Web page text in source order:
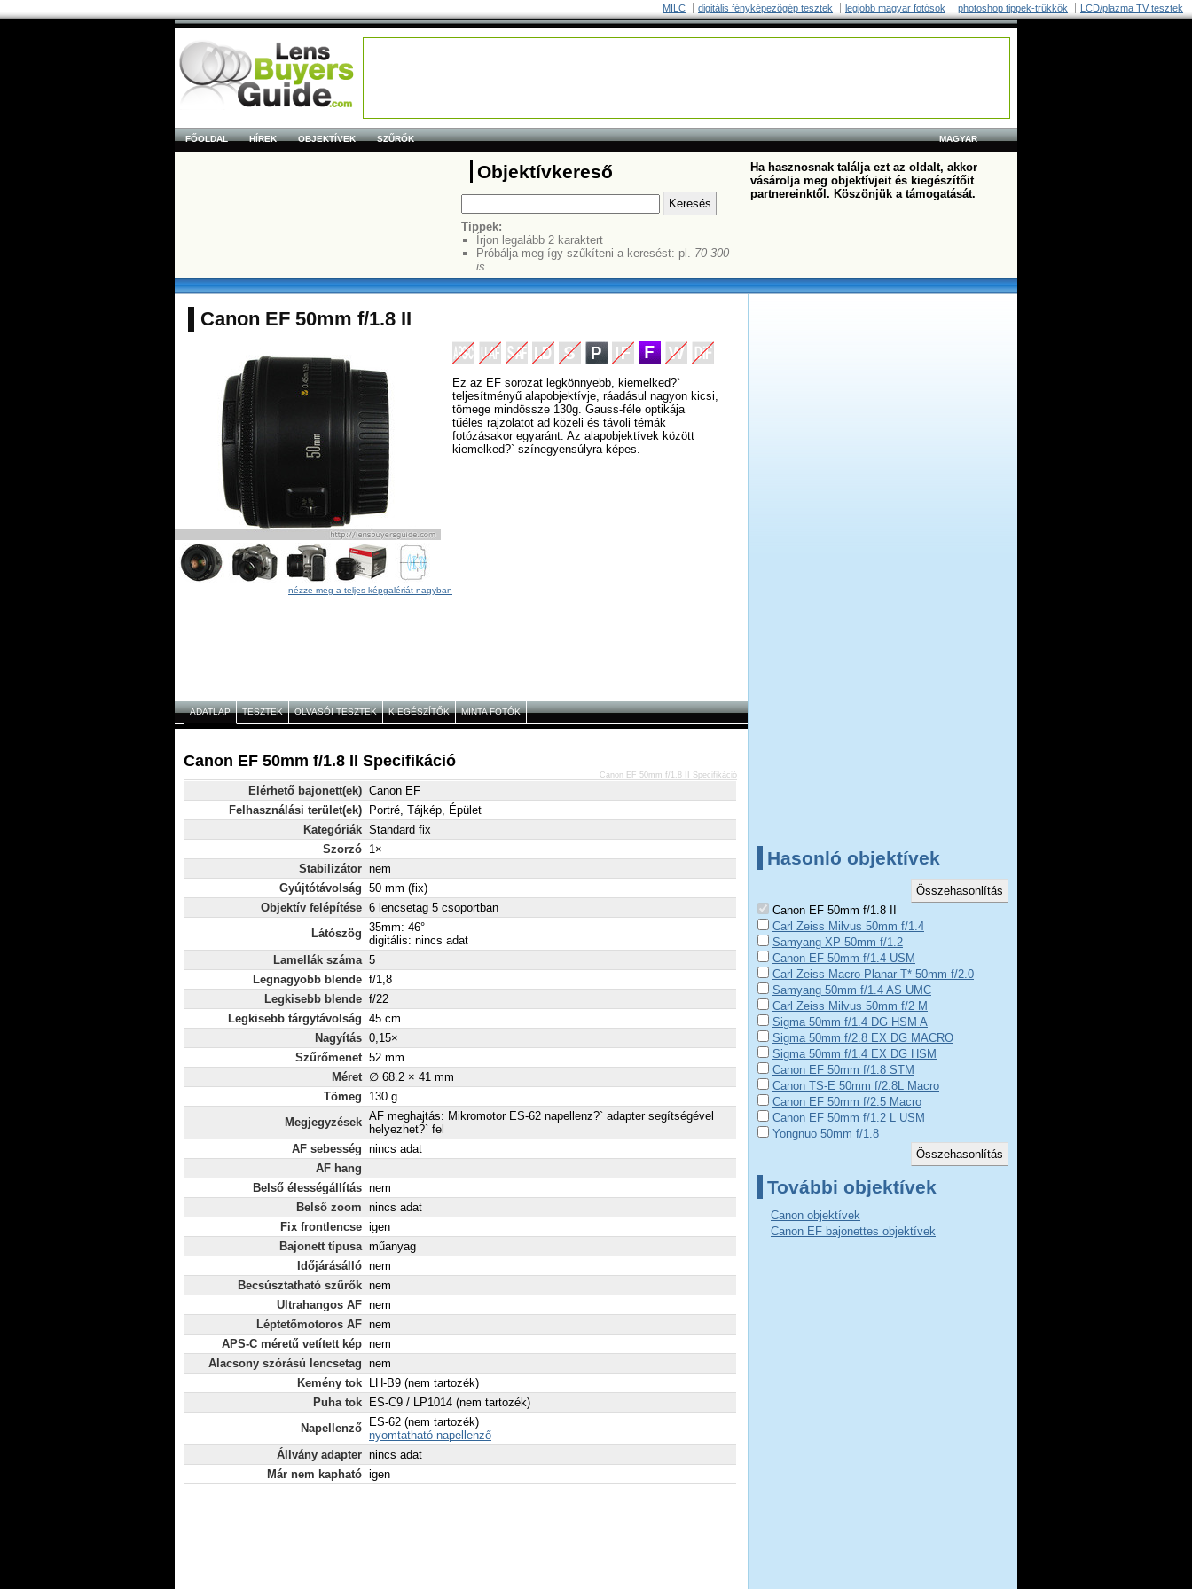
MILC digitális fényképezõgép tesztek legjobb magyar fotósok photoshop tippek-trükkök LCD/plazma TV tesztek
MAGYAR
FŐOLDAL HÍREK OBJEKTÍVEK SZŰRŐK
Objektívkereső
Tippek:
Írjon legalább 2 karaktert
Próbálja meg így szűkíteni a keresést: pl. 70 300
is
Ha hasznosnak találja ezt az oldalt, akkor
vásárolja meg objektívjeit és kiegészítőit
partnereinktől. Köszönjük a támogatását.
Canon EF 50mm f/1.8 II
nézze meg a teljes képgalériát nagyban
Ez az EF sorozat legkönnyebb, kiemelked?`
teljesítményű alapobjektívje, ráadásul nagyon kicsi,
tömege mindössze 130g. Gauss-féle optikája
tűéles rajzolatot ad közeli és távoli témák
fotózásakor egyaránt. Az alapobjektívek között
kiemelked?` színegyensúlyra képes.
ADATLAP TESZTEK OLVASÓI TESZTEK KIEGÉSZÍTŐK MINTA FOTÓK
Canon EF 50mm f/1.8 II Specifikáció
Elérhető bajonett(ek) Canon EF
Felhasználási terület(ek)
Portré, Tájkép, Épület
Kategóriák Standard fix
Szorzó 1×
Stabilizátor nem
Gyújtótávolság 50 mm (fix)
Objektív felépítése 6 lencsetag 5 csoportban
Látószög 35mm: 46°
digitális: nincs adat
Lamellák száma 5
Legnagyobb blende f/1,8
Legkisebb blende f/22
Legkisebb tárgytávolság 45 cm
Nagyítás 0,15×
Szűrőmenet 52 mm
Méret ∅ 68.2 × 41 mm
Tömeg
130 g
Megjegyzések AF meghajtás: Mikromotor ES-62 napellenz?` adapter segítségével
helyezhet?` fel
AF sebesség nincs adat
AF hang
Belső élességállítás nem
Belső zoom nincs adat
Fix frontlencse igen
Bajonett típusa műanyag
Időjárásálló nem
Becsúsztatható szűrők nem
Ultrahangos AF nem
Léptetőmotoros AF nem
APS-C méretű vetített kép nem
Alacsony szórású lencsetag nem
Kemény tok
LH-B9 (nem tartozék)
Puha tok
ES-C9 / LP1014 (nem tartozék)
Napellenző
ES-62 (nem tartozék)
nyomtatható napellenző
Állvány adapter nincs adat
Már nem kapható igen
Canon EF 50mm f/1.8 II Specifikáció
Hasonló objektívek
Canon EF 50mm f/1.8 II
Carl Zeiss Milvus 50mm f/1.4
Samyang XP 50mm f/1.2
Canon EF 50mm f/1.4 USM
Carl Zeiss Macro-Planar T* 50mm f/2.0
Samyang 50mm f/1.4 AS UMC
Carl Zeiss Milvus 50mm f/2 M
Sigma 50mm f/1.4 DG HSM A
Sigma 50mm f/2.8 EX DG MACRO
Sigma 50mm f/1.4 EX DG HSM
Canon EF 50mm f/1.8 STM
Canon TS-E 50mm f/2.8L Macro
Canon EF 50mm f/2.5 Macro
Canon EF 50mm f/1.2 L USM
Yongnuo 50mm f/1.8
További objektívek
Canon objektívek
Canon EF bajonettes objektívek